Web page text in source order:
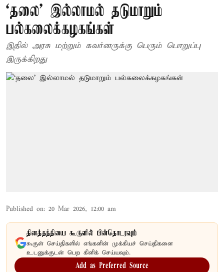
‘தலை’ இல்லாமல் தடுமாறும்
பல்கலைக்கழகங்கள்
இதில் அரசு மற்றும் கவர்னருக்கு பெரும் பொறுப்பு
இருக்கிறது
Published on: 20 Mar 2026, 12:00 am
தினத்தந்தியை கூகுளில் பின்தொடரவும்
கூகுள் செய்திகளில் எங்களின் முக்கியச் செய்திகளை
உடனுக்குடன் பெற கிளிக் செய்யவும்.
Add as Preferred Source